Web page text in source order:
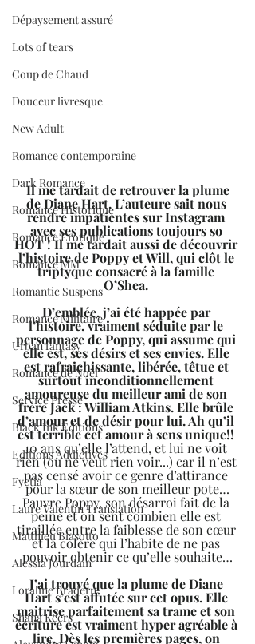
Dépaysement assuré
Lots of tears
Coup de Chaud
Douceur livresque
New Adult
Romance contemporaine
Dark Romance
Romance Historique
Romance Erotique
Romance MM
Romantic Suspens
Romance Militaire
Urban fantasy
Romance de Noël
Service Presse
Black Ink Editions
Editions Addictives
Fyctia
Laure Valentin Translation
Matthieu Biasotto
Alessia Jourdain
Loraline Bradern
Shana Keers
Il me tardait de retrouver la plume
de Diane Hart. L’auteure sait nous
rendre impatientes sur Instagram
avec ses publications toujours so
HOT ! Il me tardait aussi de découvrir
l’histoire de Poppy et Will, qui clôt le
triptyque consacré à la famille
O’Shea.
D’emblée, j’ai été happée par
l’histoire, vraiment séduite par le
personnage de Poppy, qui assume qui
elle est, ses désirs et ses envies. Elle
est rafraichissante, libérée, têtue et
surtout inconditionnellement
amoureuse du meilleur ami de son
frère Jack : William Atkins. Elle brûle
d’amour et de désir pour lui. Ah qu’il
est terrible cet amour à sens unique!!
10 ans qu’elle l’attend, et lui ne voit
rien (ou ne veut rien voir...) car il n’est
pas censé avoir ce genre d’attirance
pour la sœur de son meilleur pote…
Pauvre Poppy, son désarroi fait de la
peine et on sent combien elle est
tiraillée entre la faiblesse de son cœur
et la colère qui l’habite de ne pas
pouvoir obtenir ce qu’elle souhaite…
J’ai trouvé que la plume de Diane
Hart s’est affutée sur cet opus. Elle
maitrise parfaitement sa trame et son
écriture est vraiment hyper agréable à
lire. Dès les premières pages, on